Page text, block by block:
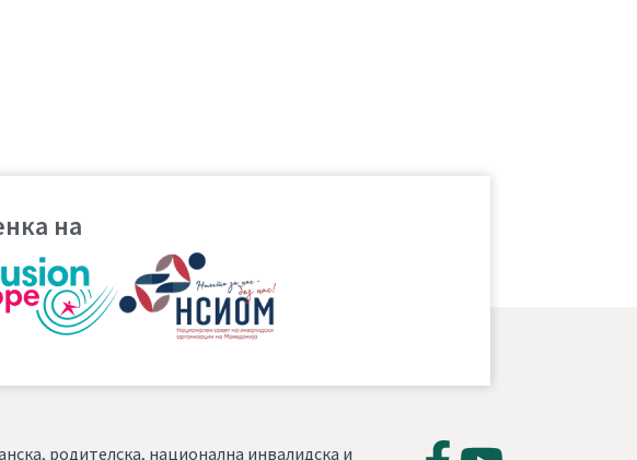
на
родителска, национална инвалидска и